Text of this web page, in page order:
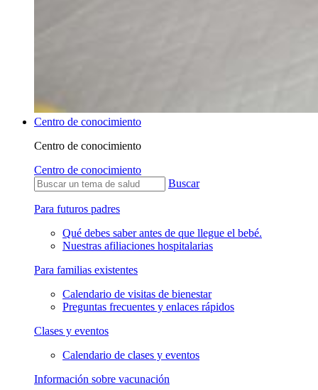
Centro de conocimiento
Centro de conocimiento
Centro de conocimiento
Buscar
Para futuros padres
Qué debes saber antes de que llegue el bebé.
Nuestras afiliaciones hospitalarias
Para familias existentes
Calendario de visitas de bienestar
Preguntas frecuentes y enlaces rápidos
Clases y eventos
Calendario de clases y eventos
Información sobre vacunación